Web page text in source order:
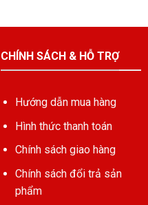
CHÍNH SÁCH & HỖ TRỢ
Hướng dẫn mua hàng
Hình thức thanh toán
Chính sách giao hàng
Chính sách đổi trả sản
phẩm